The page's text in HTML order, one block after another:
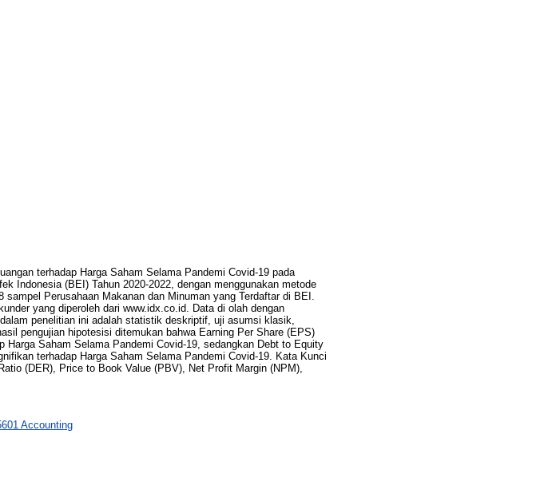
terhadap Harga Saham Selama Pandemi Covid-19 pada
Indonesia (BEI) Tahun 2020-2022, dengan menggunakan metode
Perusahaan Makanan dan Minuman yang Terdaftar di BEI.
yang diperoleh dari www.idx.co.id. Data di olah dengan
penelitian ini adalah statistik deskriptif, uji asumsi klasik,
pengujian hipotesisi ditemukan bahwa Earning Per Share (EPS)
Saham Selama Pandemi Covid-19, sedangkan Debt to Equity
terhadap Harga Saham Selama Pandemi Covid-19. Kata Kunci
(DER), Price to Book Value (PBV), Net Profit Margin (NPM),
Accounting